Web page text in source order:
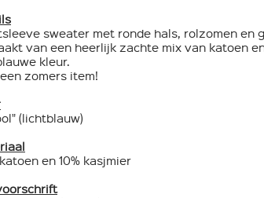
sweater met ronde hals, rolzomen en
van een heerlijk zachte mix van katoen
kleur.
zomers item!
(lichtblauw)
en 10% kasjmier